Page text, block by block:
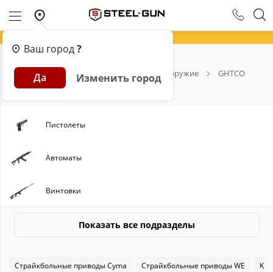
Ваш город?
Да Изменить город
Главная Каталог Страйкбольное оружие GHTCO
Всё для страйкбола от GHTCO
Пистолеты
Автоматы
Винтовки
ПулеметыПоказать все подразделы
Страйкбольные приводы Cyma Страйкбольные приводы WE KJW